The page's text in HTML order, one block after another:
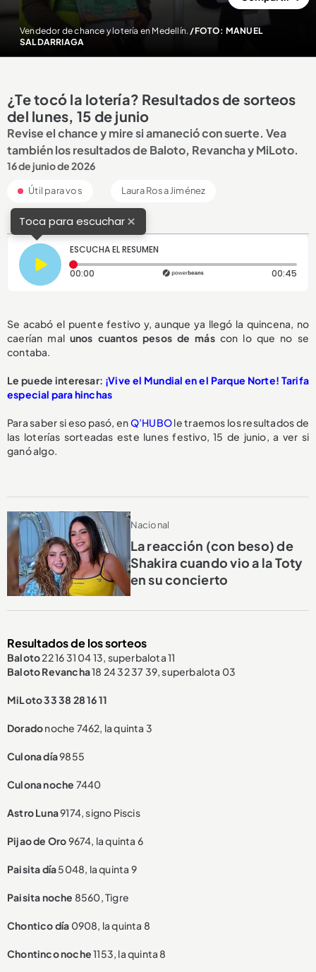
Vendedor de chance y lotería en Medellín. /FOTO: MANUEL
SALDARRIAGA
¿Te tocó la lotería? Resultados de sorteos
del lunes, 15 de junio
Revise el chance y mire si amaneció con suerte. Vea
también los resultados de Baloto, Revancha y MiLoto.
16 de junio de 2026
Útil para vos Laura Rosa Jiménez
Toca para escuchar×
ESCUCHA EL RESUMEN
00:00 Tiempo transcurrido: 0 segundos 00:45
Se acabó el puente festivo y, aunque ya llegó la quincena, no
caerían mal unos cuantos pesos de máscon lo que no se
contaba.
Le puede interesar: ¡Vive el Mundial en el Parque Norte! Tarifa
especial para hinchas
Para saber si eso pasó, enQ’HUBOle traemos los resultados de
las loterías sorteadas este lunes festivo, 15 de junio, a ver si
ganó algo.
Nacional
La reacción (con beso) de
Shakira cuando vio a la Toty
en su concierto
Resultados de los sorteos
Baloto22 16 31 04 13, superbalota 11
Baloto Revancha18 24 32 37 39, superbalota 03
MiLoto 33 38 28 16 11
Doradonoche 7462, la quinta 3
Culona día9855
Culona noche 7440
Astro Luna9174, signo Piscis
Pijao de Oro9674, la quinta 6
Paisita día5048, la quinta 9
Paisita noche 8560, Tigre
Chontico día 0908, la quinta 8
Chontinco noche1153, la quinta 8